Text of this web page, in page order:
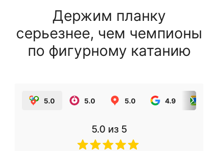
Держим планку
серьезнее, чем чемпионы
по фигурному катанию
5.0 5.0 5.0 4.9
5.0 из 5